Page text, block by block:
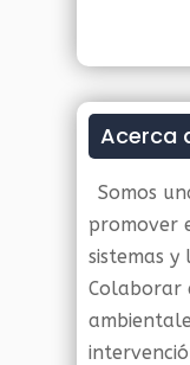
Acerca
Somos
promover
sistemas
Colaborar